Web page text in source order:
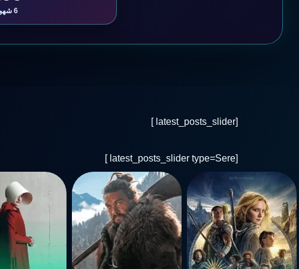
6 شهور
[latest_posts_slider ]
[latest_posts_slider type=Sere ]